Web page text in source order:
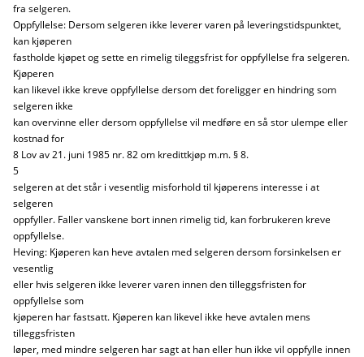
fra selgeren.
Oppfyllelse: Dersom selgeren ikke leverer varen på leveringstidspunktet,
kan kjøperen
fastholde kjøpet og sette en rimelig tileggsfrist for oppfyllelse fra selgeren.
Kjøperen
kan likevel ikke kreve oppfyllelse dersom det foreligger en hindring som
selgeren ikke
kan overvinne eller dersom oppfyllelse vil medføre en så stor ulempe eller
kostnad for
8 Lov av 21. juni 1985 nr. 82 om kredittkjøp m.m. § 8.
5
selgeren at det står i vesentlig misforhold til kjøperens interesse i at
selgeren
oppfyller. Faller vanskene bort innen rimelig tid, kan forbrukeren kreve
oppfyllelse.
Heving: Kjøperen kan heve avtalen med selgeren dersom forsinkelsen er
vesentlig
eller hvis selgeren ikke leverer varen innen den tilleggsfristen for
oppfyllelse som
kjøperen har fastsatt. Kjøperen kan likevel ikke heve avtalen mens
tilleggsfristen
løper, med mindre selgeren har sagt at han eller hun ikke vil oppfylle innen